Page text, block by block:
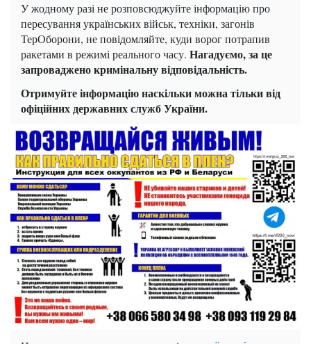
У жодному разі не розповсюджуйте інформацію про
пересування українських військ, техніки, загонів
ТерОборони, не повідомляйте, куди ворог потрапив
ракетами в режимі реального часу. Нагадуємо, за це
запроваджено кримінальну відповідальність.
Отримуйте інформацію наскільки можна тільки від
офіційних державних служб України.